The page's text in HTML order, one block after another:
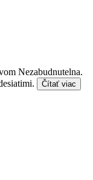
Nezabudnutelna.
Čítať viac